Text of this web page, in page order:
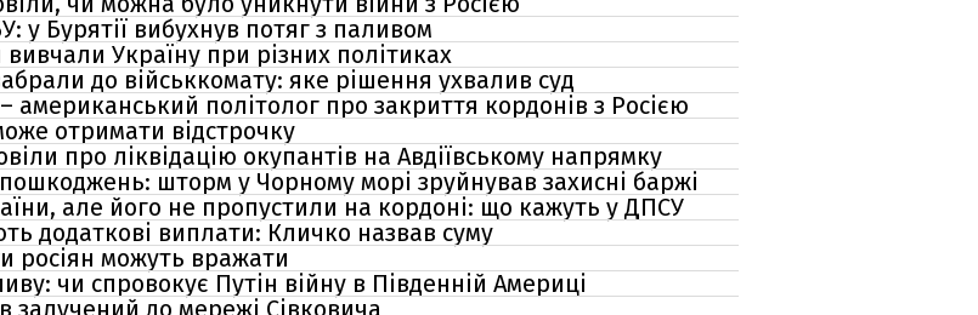
у Бурятії вибухнув потяг з паливом
Україну при різних політиках
до військкомату: яке рішення ухвалив суд
політолог про закриття кордонів з Росією
отримати відстрочку
про ліквідацію окупантів на Авдіївському напрямку
шторм у Чорному морі зруйнував захисні баржі
але його не пропустили на кордоні: що кажуть у ДПСУ
додаткові виплати: Кличко назвав суму
росіян можуть вражати
чи спровокує Путін війну в Південній Америці
залучений до мережі Сівковича